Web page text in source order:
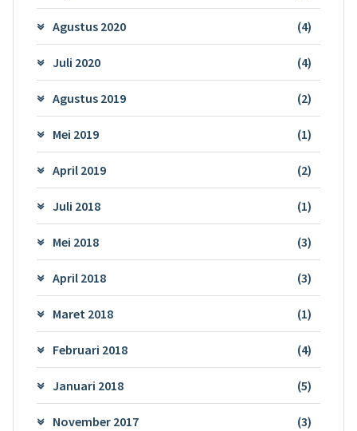
Agustus 2020 (4)
Juli 2020 (4)
Agustus 2019 (2)
Mei 2019 (1)
April 2019 (2)
Juli 2018 (1)
Mei 2018 (3)
April 2018 (3)
Maret 2018 (1)
Februari 2018 (4)
Januari 2018 (5)
November 2017 (3)